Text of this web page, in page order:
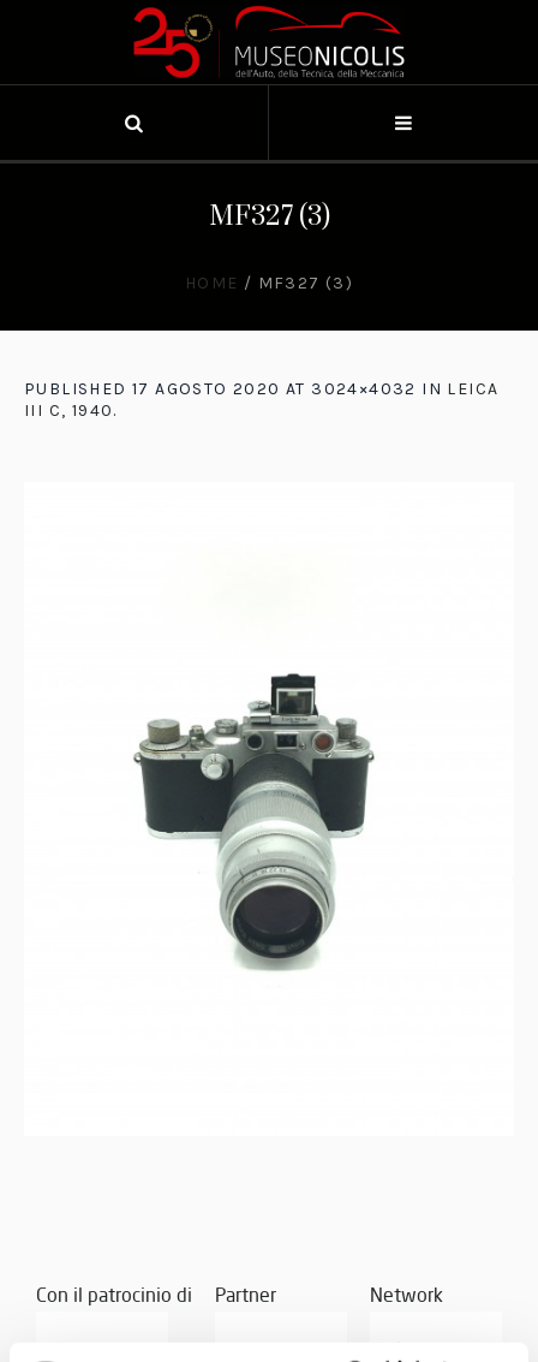
MF327 (3)
HOME / MF327 (3)
PUBLISHED 17 AGOSTO 2020 AT 3024×4032 IN LEICA
III C, 1940.
Con il patrocinio di Partner Network